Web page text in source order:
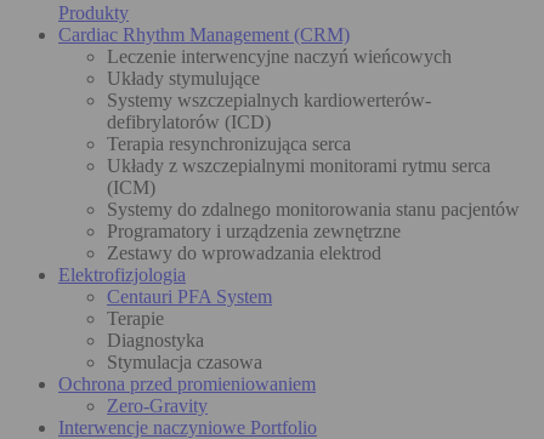
Produkty
Cardiac Rhythm Management (CRM)
Leczenie interwencyjne naczyń wieńcowych
Układy stymulujące
Systemy wszczepialnych kardiowerterów-
defibrylatorów (ICD)
Terapia resynchronizująca serca
Układy z wszczepialnymi monitorami rytmu serca
(ICM)
Systemy do zdalnego monitorowania stanu pacjentów
Programatory i urządzenia zewnętrzne
Zestawy do wprowadzania elektrod
Elektrofizjologia
Centauri PFA System
Terapie
Diagnostyka
Stymulacja czasowa
Ochrona przed promieniowaniem
Zero-Gravity
Interwencje naczyniowe Portfolio